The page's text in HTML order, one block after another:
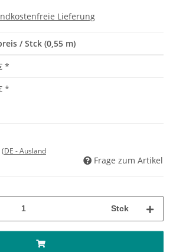
Lieferung
/ Stck (0,55 m)
*
*
(DE - Ausland
Frage zum Artikel
Stck